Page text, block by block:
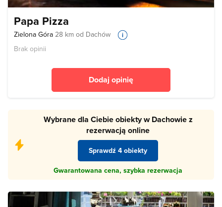
Papa Pizza
Zielona Góra 28 km od Dachów
Brak opinii
Dodaj opinię
Wybrane dla Ciebie obiekty w Dachowie z
rezerwacją online
Sprawdź 4 obiekty
Gwarantowana cena, szybka rezerwacja